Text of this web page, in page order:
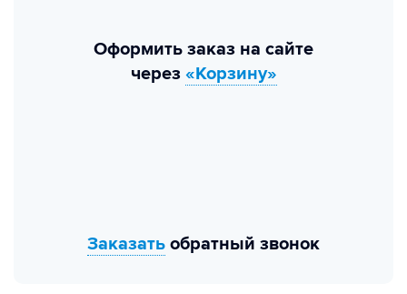
Оформить заказ на сайте
через «Корзину»
Заказать обратный звонок